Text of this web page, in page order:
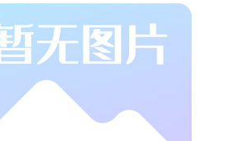
消石灰粉
制石灰砂